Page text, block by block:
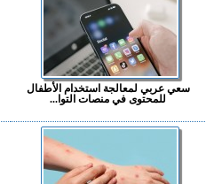
سعي عربي لمعالجة استخدام الأطفال
للمحتوى في منصات التوا...